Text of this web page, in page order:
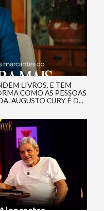
LIVROS. E TEM
COMO AS PESSOAS
AUGUSTO CURY É D...